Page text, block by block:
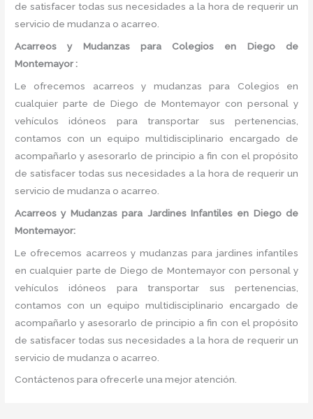
de satisfacer todas sus necesidades a la hora de requerir un
servicio de mudanza o acarreo.
Acarreos y Mudanzas para Colegios en Diego de
Montemayor :
Le ofrecemos acarreos y mudanzas para Colegios en
cualquier parte de Diego de Montemayor con personal y
vehículos idóneos para transportar sus pertenencias,
contamos con un equipo multidisciplinario encargado de
acompañarlo y asesorarlo de principio a fin con el propósito
de satisfacer todas sus necesidades a la hora de requerir un
servicio de mudanza o acarreo.
Acarreos y Mudanzas para Jardines Infantiles en Diego de
Montemayor:
Le ofrecemos acarreos y mudanzas para jardines infantiles
en cualquier parte de Diego de Montemayor con personal y
vehículos idóneos para transportar sus pertenencias,
contamos con un equipo multidisciplinario encargado de
acompañarlo y asesorarlo de principio a fin con el propósito
de satisfacer todas sus necesidades a la hora de requerir un
servicio de mudanza o acarreo.
Contáctenos para ofrecerle una mejor atención.